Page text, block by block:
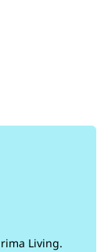
Living.